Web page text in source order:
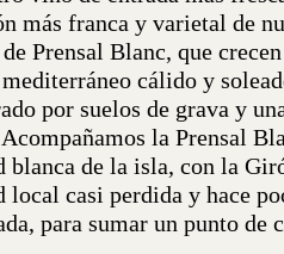
más franca y varietal de
Prensal Blanc, que
cálido y
por suelos de grava y
la Prensal
blanca de la isla, con la
local casi perdida y hace
para sumar un punto de